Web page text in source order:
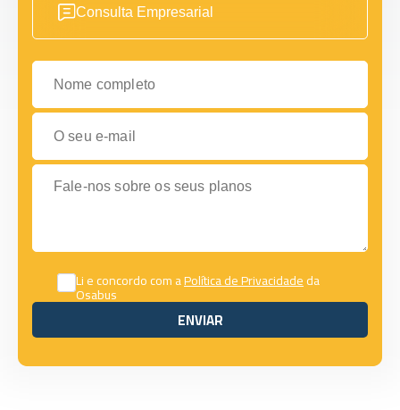
Consulta Empresarial
Nome completo
O seu e-mail
Fale-nos sobre os seus planos
Li e concordo com aPolítica de Privacidadeda
Osabus
ENVIAR
ENVIAR